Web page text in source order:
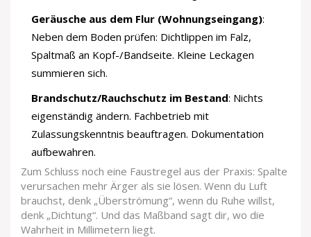
Geräusche aus dem Flur (Wohnungseingang):
Neben dem Boden prüfen: Dichtlippen im Falz,
Spaltmaß an Kopf-/Bandseite. Kleine Leckagen
summieren sich.
Brandschutz/Rauchschutz im Bestand: Nichts
eigenständig ändern. Fachbetrieb mit
Zulassungskenntnis beauftragen. Dokumentation
aufbewahren.
Zum Schluss noch eine Faustregel aus der Praxis: Spalte
verursachen mehr Ärger als sie lösen. Wenn du Luft
brauchst, denk „Überströmung“, wenn du Ruhe willst,
denk „Dichtung“. Und das Maßband sagt dir, wo die
Wahrheit in Millimetern liegt.